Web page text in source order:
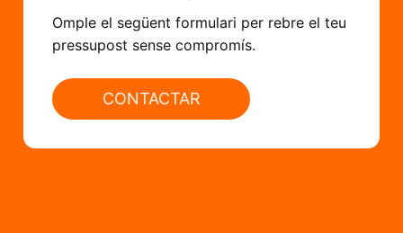
Omple el següent formulari per rebre el teu
pressupost sense compromís.
CONTACTAR